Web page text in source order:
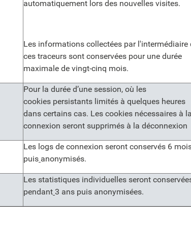
automatiquement lors des nouvelles visites.
Les informations collectées par l'intermédiaire
ces traceurs sont conservées pour une durée
maximale de vingt-cinq mois.
Pour la durée d’une session, où les
cookies persistants limités à quelques heures
dans certains cas. Les cookies nécessaires à la
connexion seront supprimés à la déconnexion
Les logs de connexion seront conservés 6
puis anonymisés.
Les statistiques individuelles seront
pendant 3 ans puis anonymisées.